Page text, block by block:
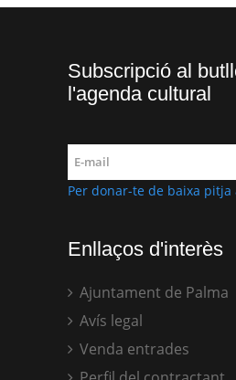
Subscripció al
l'agenda cultural
Per donar-te de baixa pitja
Enllaços d'interès
Ajuntament de Palma
Avís legal
Venda entrades